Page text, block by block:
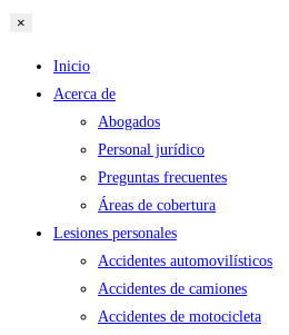
×
Inicio
Acerca de
Abogados
Personal jurídico
Preguntas frecuentes
Áreas de cobertura
Lesiones personales
Accidentes automovilísticos
Accidentes de camiones
Accidentes de motocicleta